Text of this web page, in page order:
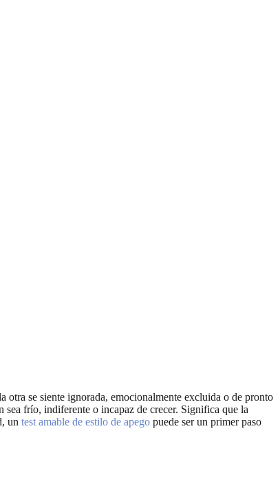
otra se siente ignorada, emocionalmente excluida o de pronto
frío, indiferente o incapaz de crecer. Significa que la
un test amable de estilo de apego puede ser un primer paso